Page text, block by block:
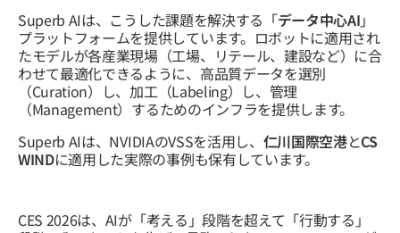
Superb AIは、こうした課題を解決する「データ中心AI」
プラットフォームを提供しています。ロボットに適用され
たモデルが各産業現場（工場、リテール、建設など）に合
わせて最適化できるように、高品質データを選別
（Curation）し、加工（Labeling）し、管理
（Management）するためのインフラを提供します。
Superb AIは、NVIDIAのVSSを活用し、 仁川国際空港とCS
WINDに適用した実際の事例も保有しています。
CES 2026は、AIが「考える」段階を超えて「行動する」